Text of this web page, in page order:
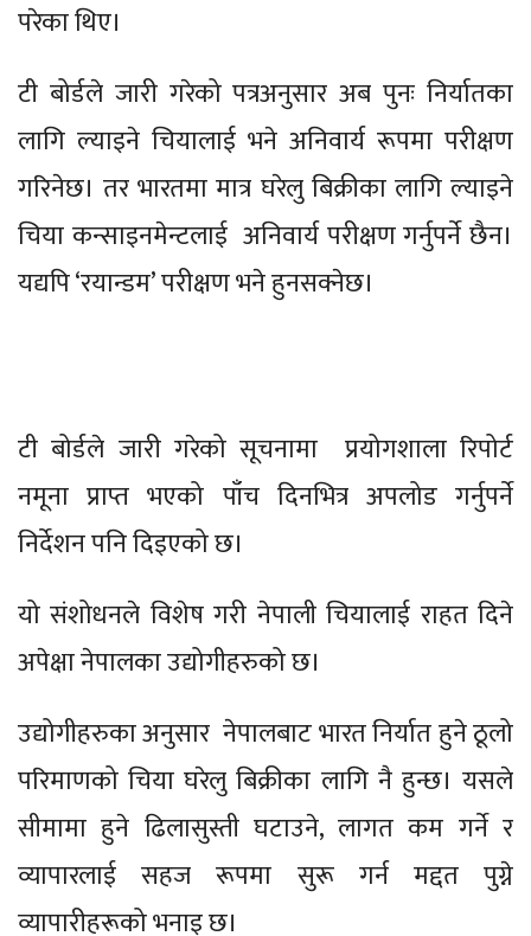
परेका थिए।
टी बोर्डले जारी गरेको पत्रअनुसार अब पुनः निर्यातका
लागि ल्याइने चियालाई भने अनिवार्य रूपमा परीक्षण
गरिनेछ। तर भारतमा मात्र घरेलु बिक्रीका लागि ल्याइने
चिया कन्साइनमेन्टलाई अनिवार्य परीक्षण गर्नुपर्ने छैन।
यद्यपि ‘रयान्डम’ परीक्षण भने हुनसक्नेछ।
टी बोर्डले जारी गरेको सूचनामा प्रयोगशाला रिपोर्ट
नमूना प्राप्त भएको पाँच दिनभित्र अपलोड गर्नुपर्ने
निर्देशन पनि दिइएको छ।
यो संशोधनले विशेष गरी नेपाली चियालाई राहत दिने
अपेक्षा नेपालका उद्योगीहरुको छ।
उद्योगीहरुका अनुसार नेपालबाट भारत निर्यात हुने ठूलो
परिमाणको चिया घरेलु बिक्रीका लागि नै हुन्छ। यसले
सीमामा हुने ढिलासुस्ती घटाउने, लागत कम गर्ने र
व्यापारलाई सहज रूपमा सुरू गर्न मद्दत पुग्ने
व्यापारीहरूको भनाइ छ।